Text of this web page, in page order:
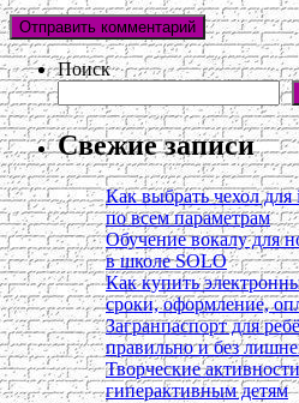
Поиск
Свежие записи
Как выбрать чехол
по всем параметрам
Обучение вокалу для
в школе SOLO
Как купить
сроки, оформление,
Загранпаспорт для
правильно и без
Творческие
гиперактивным детям